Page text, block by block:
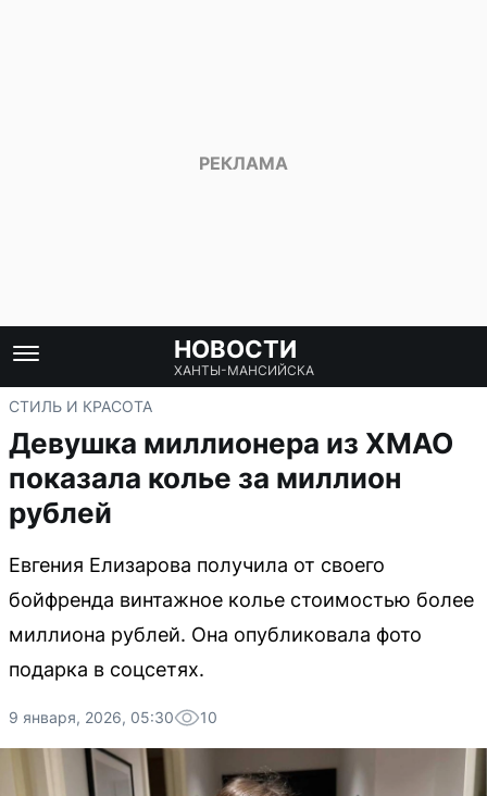
НОВОСТИ
ХАНТЫ-МАНСИЙСКА
СТИЛЬ И КРАСОТА
Девушка миллионера из ХМАО
показала колье за миллион
рублей
Евгения Елизарова получила от своего
бойфренда винтажное колье стоимостью более
миллиона рублей. Она опубликовала фото
подарка в соцсетях.
9 января, 2026, 05:30 10